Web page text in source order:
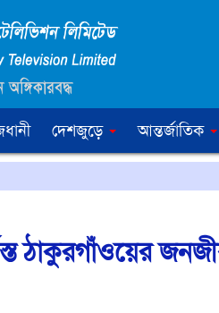
দেশজুড়ে আন্তর্জাতিক
ঠাকুরগাঁওয়ের